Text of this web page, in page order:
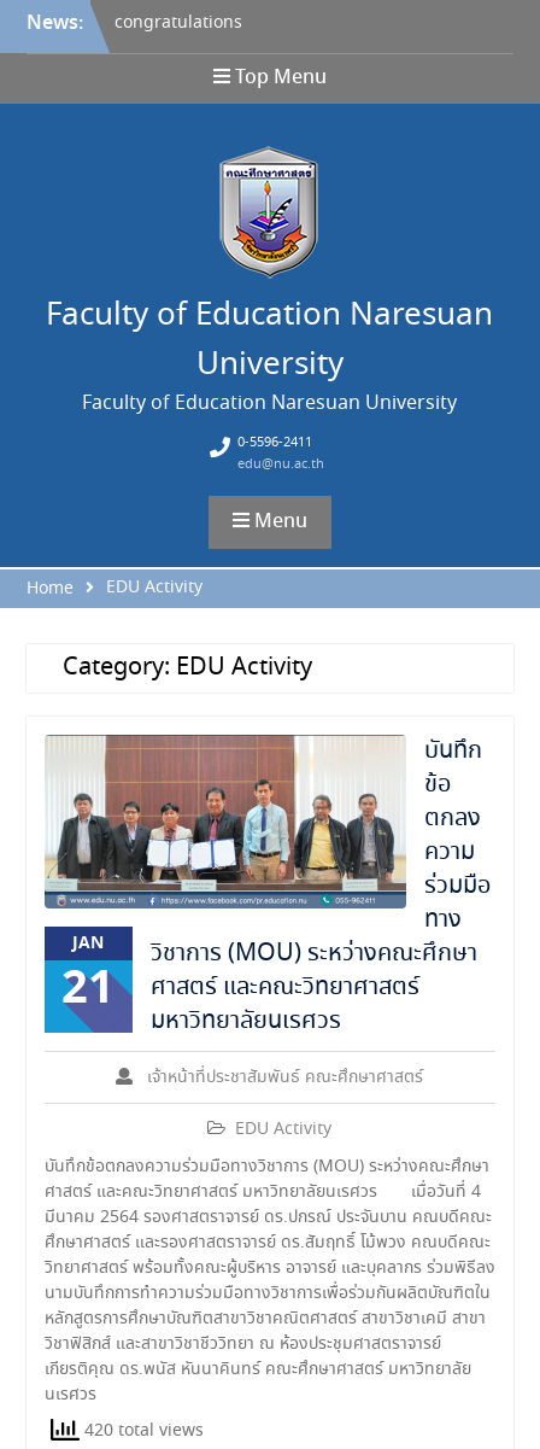
Skip
content
News:
congratulations
บันทึกข้อตกลงความร่วมมือ
ทางวิชาการ (MOU) ระหว่าง
คณะศึกษาศาสตร์ และคณะ
course brochure
ประวัติศาสตราจารย์เกียรติคุณ
ดร. พนัส หันนาคินทร์
congratulations
Top Menu
Faculty of Education Naresuan
University
Faculty of Education Naresuan University
0-5596-2411
edu@nu.ac.th
Menu
Home EDU Activity
Category: EDU Activity
JAN
21
บันทึก
ข้อ
ตกลง
ความ
ร่วมมือ
ทาง
วิชาการ (MOU) ระหว่างคณะศึกษา
ศาสตร์ และคณะวิทยาศาสตร์
มหาวิทยาลัยนเรศวร
เจ้าหน้าที่ประชาสัมพันธ์ คณะศึกษาศาสตร์
EDU Activity
บันทึกข้อตกลงความร่วมมือทางวิชาการ (MOU) ระหว่างคณะศึกษา
ศาสตร์ และคณะวิทยาศาสตร์ มหาวิทยาลัยนเรศวร เมื่อวันที่ 4
มีนาคม 2564 รองศาสตราจารย์ ดร.ปกรณ์ ประจันบาน คณบดีคณะ
ศึกษาศาสตร์ และรองศาสตราจารย์ ดร.สัมฤทธิ์ โม้พวง คณบดีคณะ
วิทยาศาสตร์ พร้อมทั้งคณะผู้บริหาร อาจารย์ และบุคลากร ร่วมพิธีลง
นามบันทึกการทำความร่วมมือทางวิชาการเพื่อร่วมกันผลิตบัณฑิตใน
หลักสูตรการศึกษาบัณฑิตสาขาวิชาคณิตศาสตร์ สาขาวิชาเคมี สาขา
วิชาฟิสิกส์ และสาขาวิชาชีววิทยา ณ ห้องประชุมศาสตราจารย์
เกียรติคุณ ดร.พนัส หันนาคินทร์ คณะศึกษาศาสตร์ มหาวิทยาลัย
นเรศวร
420 total views